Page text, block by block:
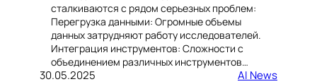
сталкиваются с рядом серьезных проблем:
Перегрузка данными: Огромные объемы
данных затрудняют работу исследователей.
Интеграция инструментов: Сложности с
объединением различных инструментов…
30.05.2025 AI News